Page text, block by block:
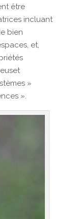
être
incluant
bien
et,
»
».